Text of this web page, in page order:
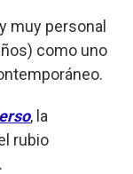
muy personal
como uno
, la
rubio